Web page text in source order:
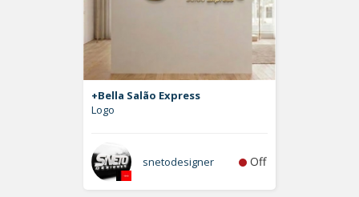
+Bella Salão Express
Logo
snetodesigner Off